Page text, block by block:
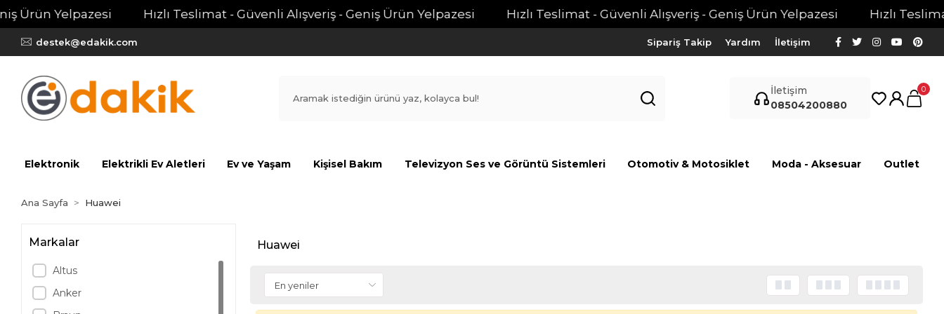
Ürün Yelpazesi Hızlı Teslimat - Güvenli Alışveriş - Geniş Ürün Yelpazesi Hızlı Teslimat - Güvenli Alışveriş - Geniş Ürün Yelpazesi Hızlı
destek@edakik.com Sipariş Takip Yardım İletişim
İletişim
08504200880
0
Elektronik Elektrikli Ev Aletleri Ev ve Yaşam Kişisel Bakım Televizyon Ses ve Görüntü Sistemleri Otomotiv & Motosiklet Moda - Aksesuar Outlet
Ana Sayfa Huawei
Markalar
Altus
Anker
Huawei